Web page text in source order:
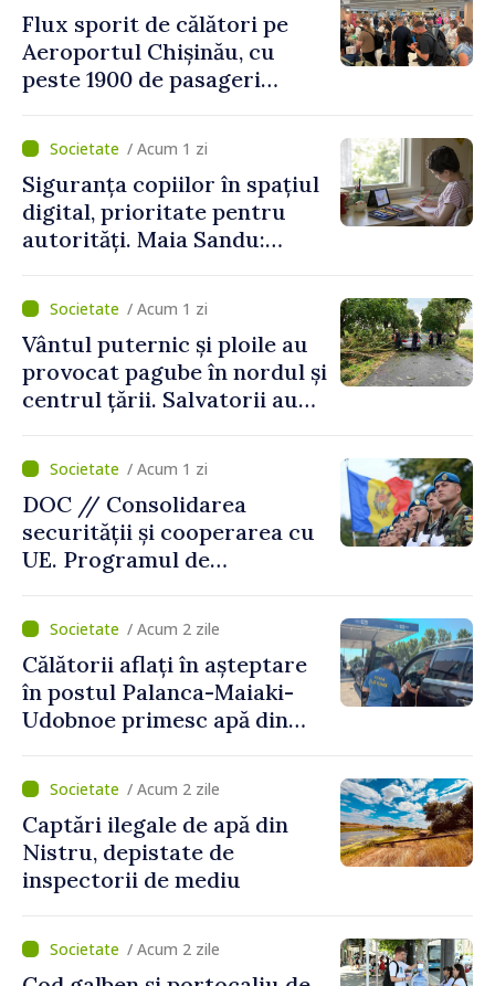
Flux sporit de călători pe
Aeroportul Chișinău, cu
peste 1900 de pasageri
de vârf a concediilor
/ Acum 1 zi
Siguranța copiilor în spațiul
digital, prioritate pentru
autorități. Maia Sandu:
mecanisme care să-i
protejeze”/ Acum 1 zi
Vântul puternic și ploile au
provocat pagube în nordul și
centrul țării. Salvatorii au
/ Acum 1 zi
DOC // Consolidarea
securității și cooperarea cu
UE. Programul de
Naționale de Apărare pentru
perioada 2024–2034,
publicat în Monitorul Oficial
/ Acum 2 zile
Călătorii aflați în așteptare
în postul Palanca-Maiaki-
Udobnoe primesc apă din
și a polițiștilor de frontieră
/ Acum 2 zile
Captări ilegale de apă din
Nistru, depistate de
inspectorii de mediu
/ Acum 2 zile